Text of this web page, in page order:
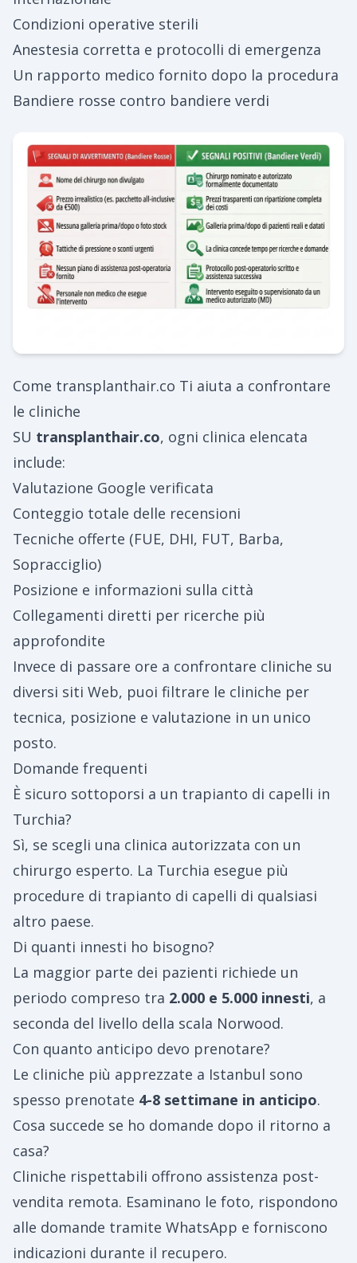
Condizioni operative sterili
Anestesia corretta e protocolli di emergenza
Un rapporto medico fornito dopo la procedura
Bandiere rosse contro bandiere verdi
Come transplanthair.co Ti aiuta a confrontare
le cliniche
SU transplanthair.co, ogni clinica elencata
include:
Valutazione Google verificata
Conteggio totale delle recensioni
Tecniche offerte (FUE, DHI, FUT, Barba,
Sopracciglio)
Posizione e informazioni sulla città
Collegamenti diretti per ricerche più
approfondite
Invece di passare ore a confrontare cliniche su
diversi siti Web, puoi filtrare le cliniche per
tecnica, posizione e valutazione in un unico
posto.
Domande frequenti
È sicuro sottoporsi a un trapianto di capelli in
Turchia?
Sì, se scegli una clinica autorizzata con un
chirurgo esperto. La Turchia esegue più
procedure di trapianto di capelli di qualsiasi
altro paese.
Di quanti innesti ho bisogno?
La maggior parte dei pazienti richiede un
periodo compreso tra 2.000 e 5.000 innesti, a
seconda del livello della scala Norwood.
Con quanto anticipo devo prenotare?
Le cliniche più apprezzate a Istanbul sono
spesso prenotate 4-8 settimane in anticipo.
Cosa succede se ho domande dopo il ritorno a
casa?
Cliniche rispettabili offrono assistenza post-
vendita remota. Esaminano le foto, rispondono
alle domande tramite WhatsApp e forniscono
indicazioni durante il recupero.